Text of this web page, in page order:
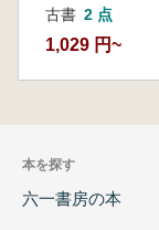
古書 2 点
1,029 円~
本を探す
六一書房の本